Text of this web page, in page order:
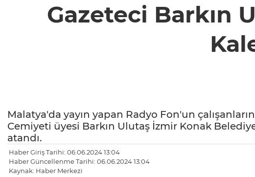
Gazeteci Barkın
Malatya'da yayın yapan Radyo Fon'un
Cemiyeti üyesi Barkın Ulutaş İzmir Konak
atandı.
Haber Giriş Tarihi: 06.06.2024 13:04
Haber Güncellenme Tarihi: 06.06.2024 13:04
Kaynak: Haber Merkezi